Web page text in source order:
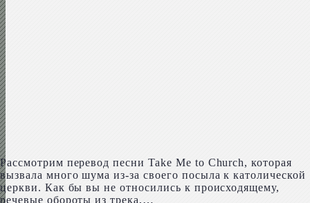
Рассмотрим перевод песни Take Me to Church, которая
вызвала много шума из-за своего посыла к католической
церкви. Как бы вы не относились к происходящему,
речевые обороты из трека,…